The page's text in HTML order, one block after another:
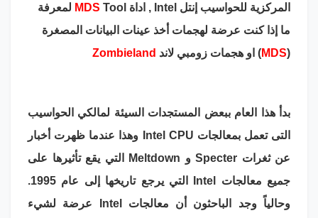
المركزية للحواسيب إنتل Intel , اداة
MDS Tool لمعرفة
ما إذا كنت عرضة لهجمات أخذ عينات البيانات المصغرة
(
MDS) او هجمات زومبي لاند Zombieland
بدأ هذا العام ببعض المستجدات السيئة لمالكي الحواسيب
التى تعمل بمعالجات Intel CPU وهذا عندما ظهرت أخبار
عن ثغرات Specter و Meltdown التي يقع تأثيرها على
جميع معالجات Intel التي يرجع تاريخها إلى عام 1995.
وحالياً وجد الباحثون أن معالجات Intel عرضة لشيء